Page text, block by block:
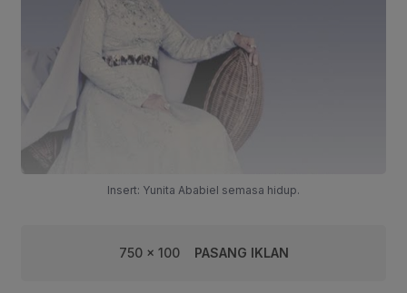
Insert: Yunita Ababiel semasa hidup.
750 x 100 PASANG IKLAN